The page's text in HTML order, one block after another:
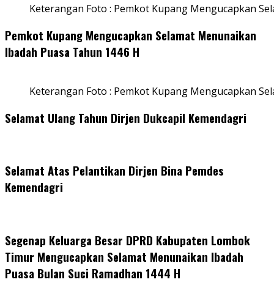
Keterangan Foto : Pemkot Kupang Mengucapkan
Pemkot Kupang Mengucapkan Selamat Menunaikan
Ibadah Puasa Tahun 1446 H
Keterangan Foto : Pemkot Kupang Mengucapkan
Selamat Ulang Tahun Dirjen Dukcapil Kemendagri
Selamat Atas Pelantikan Dirjen Bina Pemdes
Kemendagri
Segenap Keluarga Besar DPRD Kabupaten Lombok
Timur Mengucapkan Selamat Menunaikan Ibadah
Puasa Bulan Suci Ramadhan 1444 H